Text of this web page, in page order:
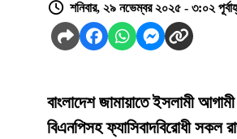
শনিবার, ২৯ নভেম্বর ২০২৫ - ৩:০২
বাংলাদেশ জামায়াতে ইসলামী আগামী
বিএনপিসহ ফ্যাসিবাদবিরোধী সকল